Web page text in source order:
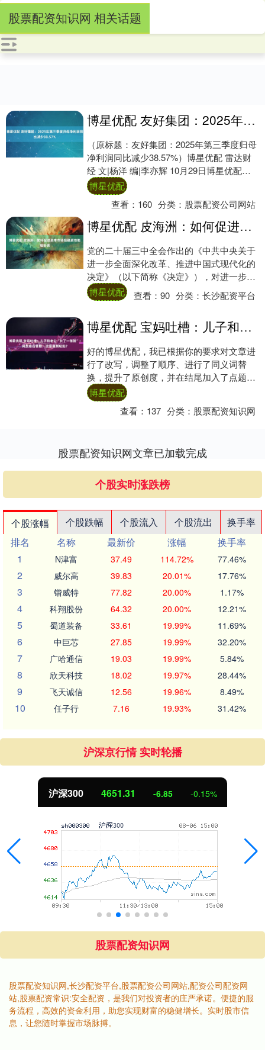
股票配资知识网 相关话题
博星优配 友好集团：2025年第三季度归母净利润同比减少38.57%
（原标题：友好集团：2025年第三季度归母
净利润同比减少38.57%）博星优配 雷达财
经 文|杨洋 编|李亦辉 10月29日博星优配，
友好集团(600778)发....
博星优配
查看： 160 分类： 股票配资公司网站
博星优配 皮海洲：如何促进资本市场投融资功能相协调
党的二十届三中全会作出的《中共中央关于
进一步全面深化改革、推进中国式现代化的
决定》（以下简称《决定》），对进一步深
化资本市场改革作出部署博星优配，其中特
别提到要....
博星优配 查看：90 分类：长沙配资平台
博星优配 宝妈吐槽：儿子和老公“长了一张脸”！网友看后傻眼：这是复制粘贴？
好的博星优配，我已根据你的要求对文章进
行了改写，调整了顺序、进行了同义词替
换，提升了原创度，并在结尾加入了点题和
积极的祝福： --- 生命的起点，总是伴随着
神秘....
博星优配
查看： 137 分类： 股票配资知识网
股票配资知识网文章已加载完成
个股实时涨跌榜
个股涨幅 个股跌幅 个股流入 个股流出
换手率
排名
名称 最新价 涨幅
换手率
1
N津富 37.49 114.72% 77.46%
2 威尔高 39.83 20.01% 17.76%
3 锴威特 77.82 20.00% 1.17%
4 科翔股份 64.32 20.00% 12.21%
5 蜀道装备 33.61 19.99% 11.69%
6 中巨芯 27.85 19.99% 32.20%
7 广哈通信 19.03 19.99% 5.84%
8 欣天科技 18.02 19.97% 28.44%
9 飞天诚信 12.56 19.96% 8.49%
10 任子行 7.16 19.93% 31.42%
沪深京行情 实时轮播
沪深300 4651.31 -6.85 -0.15%
股票配资知识网
股票配资知识网,长沙配资平台,股票配资公司网站,配资公司配资网
站,股票配资常识:安全配资，是我们对投资者的庄严承诺。便捷的服
务流程，高效的资金利用，助您实现财富的稳健增长。实时股市信
息，让您随时掌握市场脉搏。